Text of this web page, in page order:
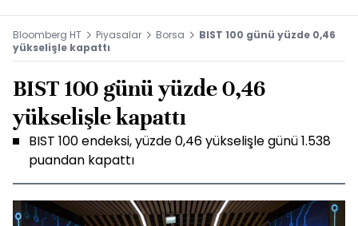
Bloomberg HT Piyasalar Borsa
BIST 100 günü yüzde 0,46
yükselişle kapattı
BIST 100 günü yüzde 0,46
yükselişle kapattı
BIST 100 endeksi, yüzde 0,46 yükselişle günü 1.538
puandan kapattı